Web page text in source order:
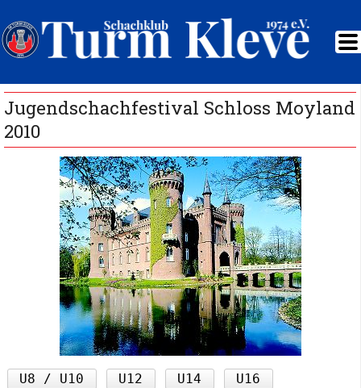
Jugendschachfestival Schloss Moyland
2010
U8 / U10 U12 U14
U16